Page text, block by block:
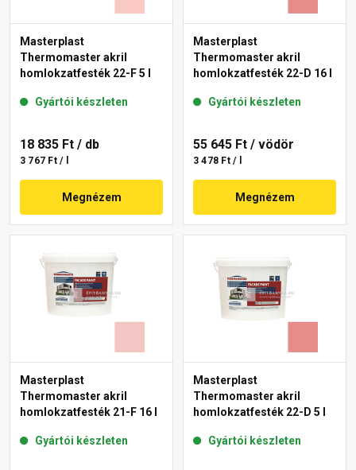
Masterplast
Thermomaster akril
homlokzatfesték 22-F 5 l
Gyártói készleten
18 835 Ft / db
3 767 Ft / l
Megnézem
Masterplast
Thermomaster akril
homlokzatfesték 22-D 16 l
Gyártói készleten
55 645 Ft / vödör
3 478 Ft / l
Megnézem
Masterplast
Thermomaster akril
homlokzatfesték 21-F 16 l
Gyártói készleten
Masterplast
Thermomaster akril
homlokzatfesték 22-D 5 l
Gyártói készleten